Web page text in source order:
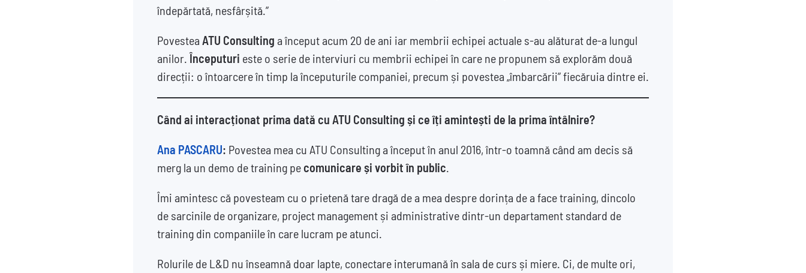
îndepărtată, nesfârșită.”
Povestea ATU Consulting a început acum 20 de ani iar membrii echipei actuale s-au alăturat de-a lungul
anilor.Începuturi este o serie de interviuri cu membrii echipei în care ne propunem să explorăm două
direcții: o întoarcere în timp la începuturile companiei, precum și povestea „îmbarcării” fiecăruia dintre ei.
Când ai interacționat prima dată cu ATU Consulting și ce îți amintești de la prima întâlnire?
Ana PASCARU: Povestea mea cu ATU Consulting a început în anul 2016, într-o toamnă când am decis să
merg la un demo de training pecomunicare și vorbit în public.
Îmi amintesc că povesteam cu o prietenă tare dragă de a mea despre dorința de a face training, dincolo
de sarcinile de organizare, project management și administrative dintr-un departament standard de
training din companiile în care lucram pe atunci.
Rolurile de L&D nu înseamnă doar lapte, conectare interumană în sala de curs și miere. Ci, de multe ori,